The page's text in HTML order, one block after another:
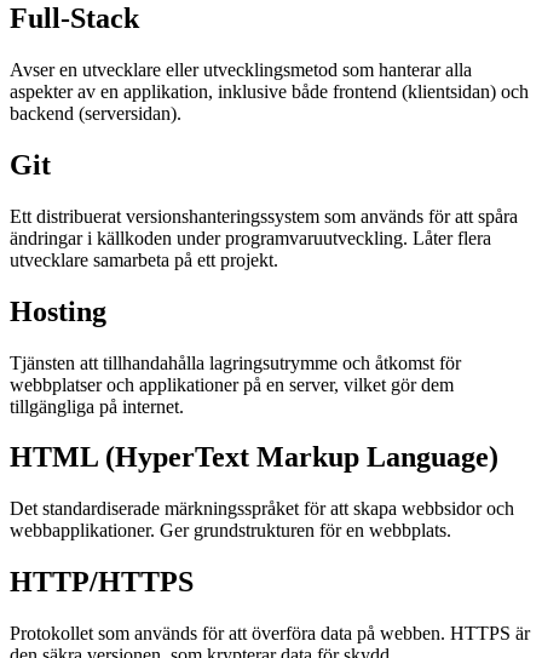
Full-Stack
Avser en utvecklare eller utvecklingsmetod som hanterar alla
aspekter av en applikation, inklusive både frontend (klientsidan) och
backend (serversidan).
Git
Ett distribuerat versionshanteringssystem som används för att spåra
ändringar i källkoden under programvaruutveckling. Låter flera
utvecklare samarbeta på ett projekt.
Hosting
Tjänsten att tillhandahålla lagringsutrymme och åtkomst för
webbplatser och applikationer på en server, vilket gör dem
tillgängliga på internet.
HTML (HyperText Markup Language)
Det standardiserade märkningsspråket för att skapa webbsidor och
webbapplikationer. Ger grundstrukturen för en webbplats.
HTTP/HTTPS
Protokollet som används för att överföra data på webben. HTTPS är